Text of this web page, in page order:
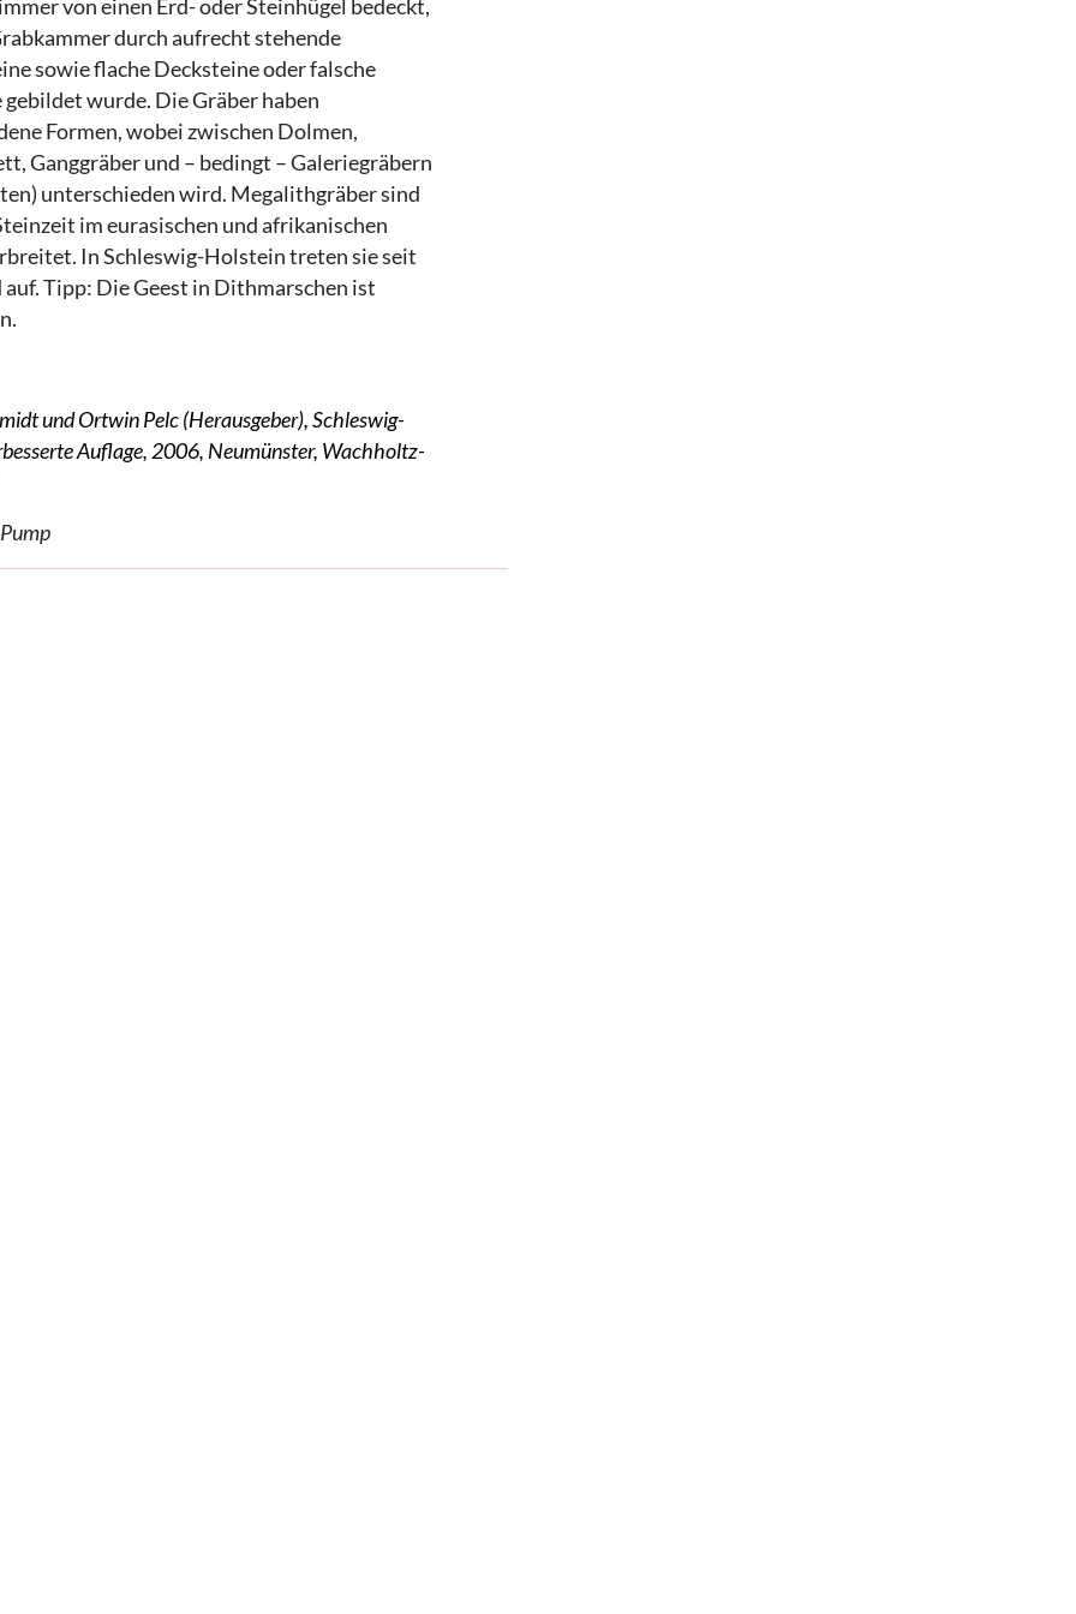
von einen Erd- oder Steinhügel bedeckt,
durch aufrecht stehende
sowie flache Decksteine oder falsche
gebildet wurde. Die Gräber haben
Formen, wobei zwischen Dolmen,
Ganggräber und – bedingt – Galeriegräbern
unterschieden wird. Megalithgräber sind
im eurasischen und afrikanischen
In Schleswig-Holstein treten sie seit
Tipp: Die Geest in Dithmarschen ist
und Ortwin Pelc (Herausgeber), Schleswig-
Auflage, 2006, Neumünster, Wachholtz-